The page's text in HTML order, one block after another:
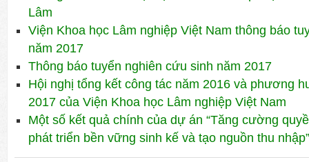
Lâm
Viện Khoa học Lâm nghiệp Việt Nam thông báo
năm 2017
Thông báo tuyển nghiên cứu sinh năm 2017
Hội nghị tổng kết công tác năm 2016 và phương
2017 của Viện Khoa học Lâm nghiệp Việt Nam
Một số kết quả chính của dự án “Tăng cường
phát triển bền vững sinh kế và tạo nguồn thu